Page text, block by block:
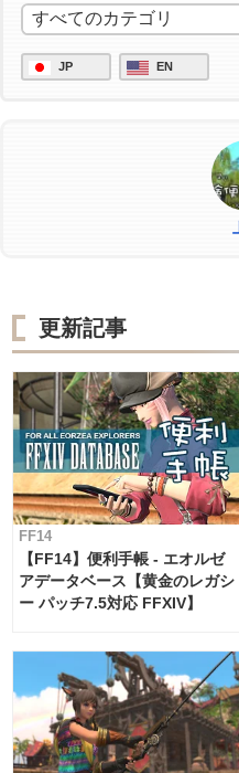
JP EN
更新記事
FF14
【FF14】便利手帳 - エオルゼ
アデータベース【黄金のレガシ
ー パッチ7.5対応 FFXIV】